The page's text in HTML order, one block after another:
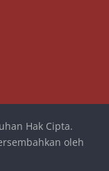
Hak Cipta.
oleh